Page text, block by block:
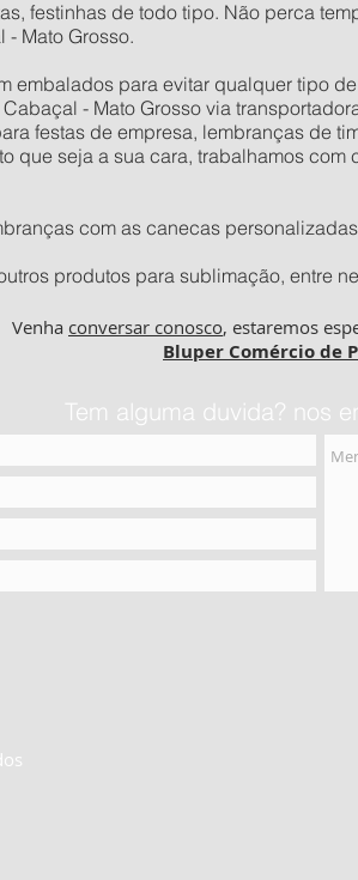
festinhas de todo tipo. Não perca
Mato Grosso.
embalados para evitar qualquer tipo
- Mato Grosso via
festas de empresa, lembranças de
que seja a sua cara, trabalhamos
com as canecas
produtos para sublimação, entre
Venha conversar conosco, estaremos
Bluper Comércio de
Tem alguma duvida? nos